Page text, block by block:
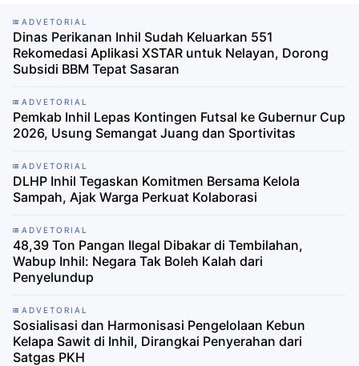
ADVETORIAL
Dinas Perikanan Inhil Sudah Keluarkan 551
Rekomedasi Aplikasi XSTAR untuk Nelayan, Dorong
Subsidi BBM Tepat Sasaran
ADVETORIAL
Pemkab Inhil Lepas Kontingen Futsal ke Gubernur Cup
2026, Usung Semangat Juang dan Sportivitas
ADVETORIAL
DLHP Inhil Tegaskan Komitmen Bersama Kelola
Sampah, Ajak Warga Perkuat Kolaborasi
ADVETORIAL
48,39 Ton Pangan Ilegal Dibakar di Tembilahan,
Wabup Inhil: Negara Tak Boleh Kalah dari
Penyelundup
ADVETORIAL
Sosialisasi dan Harmonisasi Pengelolaan Kebun
Kelapa Sawit di Inhil, Dirangkai Penyerahan dari
Satgas PKH